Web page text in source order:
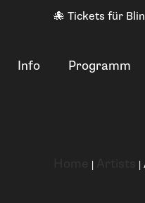
🐙 Tickets für
Info Programm
| |